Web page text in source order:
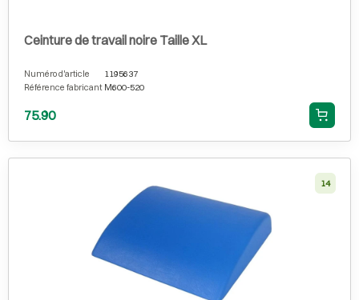
Ceinture de travail noire Taille XL
Numéro d'article
1195637
Référence fabricant M600-520
75.90
14